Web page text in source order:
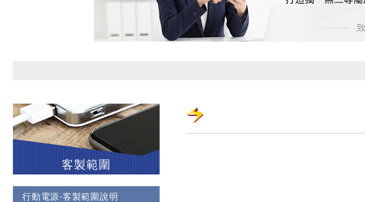
客製範圍
行動電源-客製範圍說明